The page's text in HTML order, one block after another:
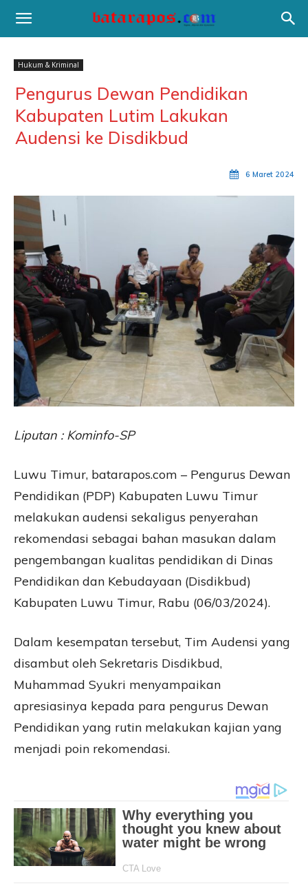
Hukum & Kriminal
Pengurus Dewan Pendidikan
Kabupaten Lutim Lakukan
Audensi ke Disdikbud
6 Maret 2024
Liputan : Kominfo-SP
Luwu Timur, batarapos.com – Pengurus Dewan
Pendidikan (PDP) Kabupaten Luwu Timur
melakukan audensi sekaligus penyerahan
rekomendasi sebagai bahan masukan dalam
pengembangan kualitas pendidikan di Dinas
Pendidikan dan Kebudayaan (Disdikbud)
Kabupaten Luwu Timur, Rabu (06/03/2024).
Dalam kesempatan tersebut, Tim Audensi yang
disambut oleh Sekretaris Disdikbud,
Muhammad Syukri menyampaikan
apresiasinya kepada para pengurus Dewan
Pendidikan yang rutin melakukan kajian yang
menjadi poin rekomendasi.